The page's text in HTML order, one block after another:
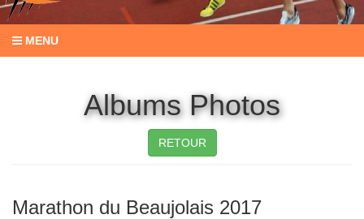
MENU
Albums Photos
RETOUR
Marathon du Beaujolais 2017